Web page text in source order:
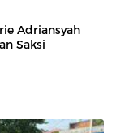
Adriansyah
Saksi